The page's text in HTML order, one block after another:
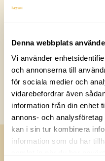
Denna webbplats
Vi använder
och annonserna till
för sociala medier och
vidarebefordrar även
information från din enhet
annons- och
kan i sin tur kombinera
information som du har
"Utbildningen
kring vad det
och vi har fått
våra roller"
Carolina Sköld, HR-